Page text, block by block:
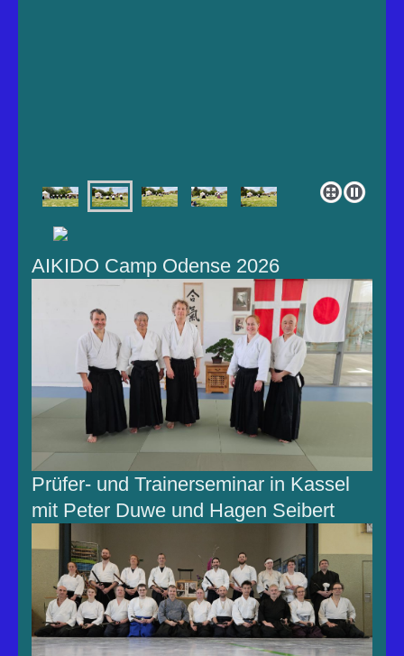
AIKIDO Camp Odense 2026
Prüfer- und Trainerseminar in Kassel
mit Peter Duwe und Hagen Seibert